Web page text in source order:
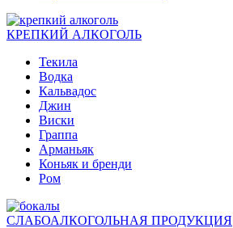
КРЕПКИЙ АЛКОГОЛЬ
Текила
Водка
Кальвадос
Джин
Виски
Граппа
Арманьяк
Коньяк и бренди
Ром
СЛАБОАЛКОГОЛЬНАЯ ПРОДУКЦИЯ